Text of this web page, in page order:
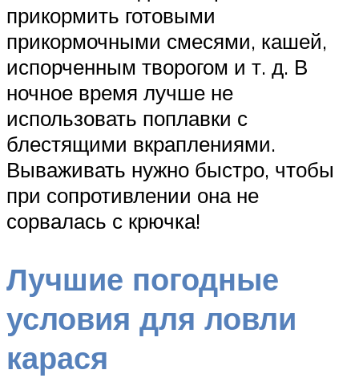
прикормить готовыми
прикормочными смесями, кашей,
испорченным творогом и т. д. В
ночное время лучше не
использовать поплавки с
блестящими вкраплениями.
Вываживать нужно быстро, чтобы
при сопротивлении она не
сорвалась с крючка!
Лучшие погодные
условия для ловли
карася